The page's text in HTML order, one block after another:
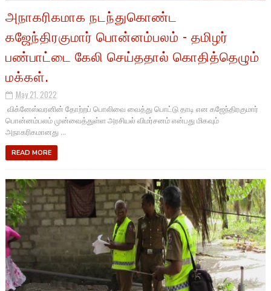
அநாகரிகமாக நடந்துகொண்ட
கஜேந்திரகுமார் பொன்னம்பலம் - தமிழர்
பண்பாட்டை கேலி செய்ததால் கொதித்தெழும்
மக்கள்.
May 21, 2022
விக்னேஸ்வரனின் தோற்றப் பொலிவை வைத்து பொட்டு தாடி என கஜேந்திரகுமார்
பொன்னம்பலம் முன்வைத்துள்ள அரசியல் விமர்சனம் என்பது மிகவும்
அநாகரிகமானது ...
READ MORE